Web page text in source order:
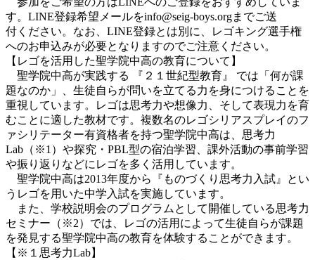
す。LINE登録希望メールをinfo@seig-boys.orgまでご送
付ください。なお、LINE登録とは別に、レゴキング選手権
へのお申込みが必要となりますのでご注意ください。
【レゴを活用した聖学院中高の教育について】
聖学院中高が実践する 『２１世紀型教育』 では「何が課
題なのか」、生徒自らが問いを立てる力を身につけることを
重視しています。レゴは思考力や想像力、そして表現力を育
むことに適した教材です。複数名のレゴシリアスプレイのフ
ァシリテーター有資格者を持つ聖学院中高は、思考力
Lab（※1）や探究・PBL型の宿泊学習、課外活動の事前学習
や振り返りなどにレゴを多く活用しています。
聖学院中高は2013年度から『ものづくり思考力入試』とい
うレゴを用いた中学入試を実施しています。
また、学校説明会のプログラムとして開催している思考力
セミナー（※2）では、レゴの活用によって生徒自らが課題
を発見する聖学院中高の教育を体験することができます。
【※１思考力Lab】